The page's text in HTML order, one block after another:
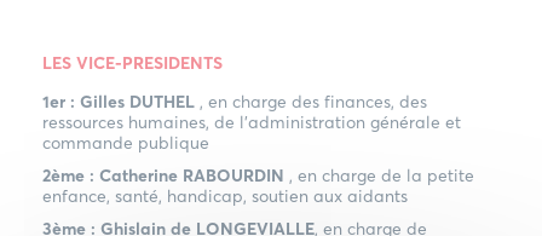
LES VICE-PRESIDENTS
1er : Gilles DUTHEL , en charge des finances, des
ressources humaines, de l’administration générale et
commande publique
2ème : Catherine RABOURDIN , en charge de la petite
enfance, santé, handicap, soutien aux aidants
3ème : Ghislain de LONGEVIALLE, en charge de